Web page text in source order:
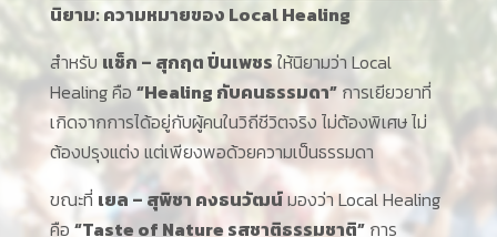
นิยาม: ความหมายของ Local Healing
สำหรับ แซ็ก – สุกฤต ปิ่นเพชร ให้นิยามว่า Local
Healing คือ “Healing กับคนธรรมดา”การเยียวยาที่
เกิดจากการได้อยู่กับผู้คนในวิถีชีวิตจริง ไม่ต้องพิเศษ ไม่
ต้องปรุงแต่ง แต่เพียงพอด้วยความเป็นธรรมดา
ขณะที่ เยล – สุพิชา คงธนวัฒน์มองว่า Local Healing
คือ “Taste of Nature รสชาติธรรมชาติ”การ